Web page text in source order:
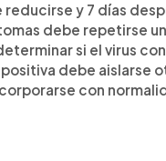
reducirse y 7 días
debe repetirse
si el virus
debe aislarse
con